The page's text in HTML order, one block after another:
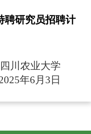
聘研究员招聘计
四川农业大学
年6月 3 日